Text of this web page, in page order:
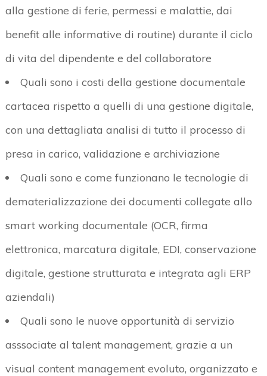
alla gestione di ferie, permessi e malattie, dai
benefit alle informative di routine) durante il ciclo
di vita del dipendente e del collaboratore
Quali sono i costi della gestione documentale
cartacea rispetto a quelli di una gestione digitale,
con una dettagliata analisi di tutto il processo di
presa in carico, validazione e archiviazione
Quali sono e come funzionano le tecnologie di
dematerializzazione dei documenti collegate allo
smart working documentale (OCR, firma
elettronica, marcatura digitale, EDI, conservazione
digitale, gestione strutturata e integrata agli ERP
aziendali)
Quali sono le nuove opportunità di servizio
asssociate al talent management, grazie a un
visual content management evoluto, organizzato e